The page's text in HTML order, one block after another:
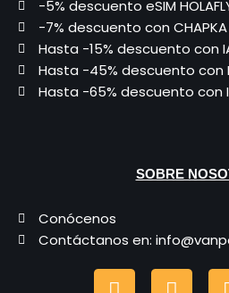
-5% descuento eSIM
-7% descuento con CHAPKA
Hasta -15% descuento con
Hasta -45% descuento con
Hasta -65% descuento con
SOBRE
Conócenos
Contáctanos en: